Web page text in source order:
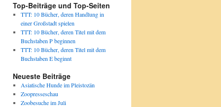
Top-Beiträge und Top-Seiten
TTT: 10 Bücher, deren Handlung in
einer Großstadt spielen
TTT: 10 Bücher, deren Titel mit dem
Buchstaben P beginnen
TTT: 10 Bücher, deren Titel mit dem
Buchstaben E beginnt
Neueste Beiträge
Asiatische Hunde im Pleistozän
Zoopresseschau
Zoobesuche im Juli